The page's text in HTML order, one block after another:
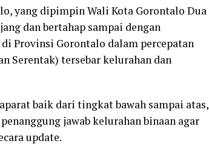
yang dipimpin Wali Kota Gorontalo Dua
dan bertahap sampai dengan
Provinsi Gorontalo dalam percepatan
Serentak) tersebar kelurahan dan
baik dari tingkat bawah sampai atas,
jawab kelurahan binaan agar
update.